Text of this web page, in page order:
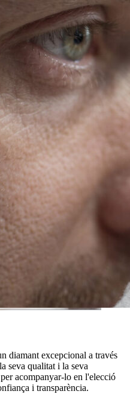
diamant excepcional a través
seva qualitat i la seva
acompanyar-lo en l'elecció
i transparència.